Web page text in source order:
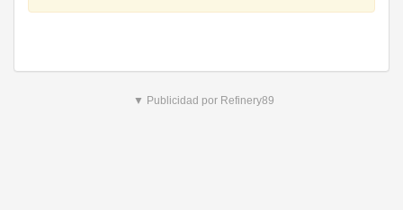
▼ Publicidad por Refinery89